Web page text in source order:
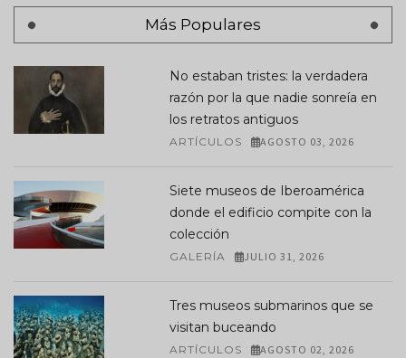
Más Populares
No estaban tristes: la verdadera
razón por la que nadie sonreía en
los retratos antiguos
ARTÍCULOS AGOSTO 03, 2026
Siete museos de Iberoamérica
donde el edificio compite con la
colección
GALERÍA JULIO 31, 2026
Tres museos submarinos que se
visitan buceando
ARTÍCULOS AGOSTO 02, 2026